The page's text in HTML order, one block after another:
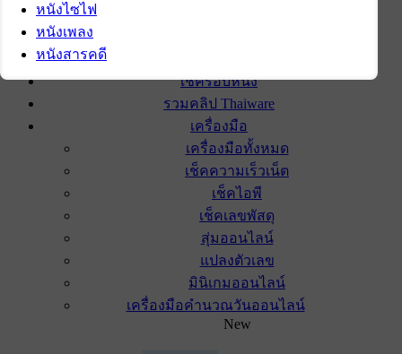
เช็ครอบหนัง
รวมคลิป Thaiware
เครื่องมือ
เครื่องมือทั้งหมด
เช็คความเร็วเน็ต
เช็คไอพี
เช็คเลขพัสดุ
สุ่มออนไลน์
แปลงตัวเลข
มินิเกมออนไลน์
เครื่องมือคำนวณวันออนไลน์
New
หนังไซไฟ
หนังเพลง
หนังสารคดี